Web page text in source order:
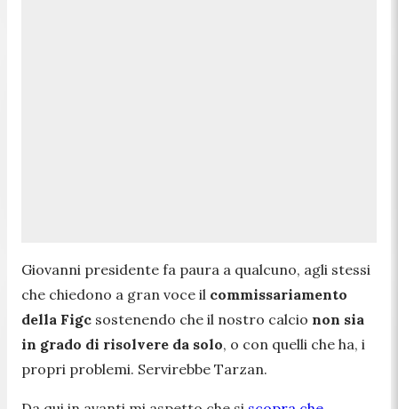
Giovanni presidente fa paura a qualcuno, agli stessi
che chiedono a gran voce il commissariamento
della Figc sostenendo che il nostro calcio non sia
in grado di risolvere da solo, o con quelli che ha, i
propri problemi. Servirebbe Tarzan.